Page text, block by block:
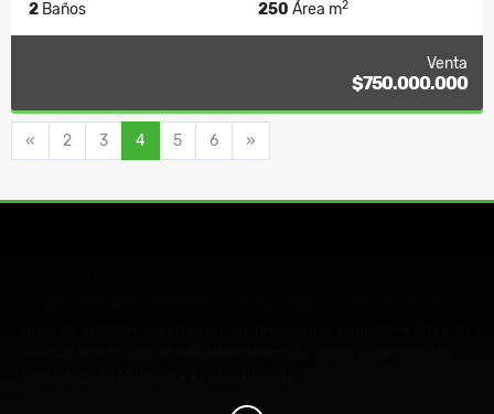
2 Baños 250 Área m2
Venta
$750.000.000
« Anterior
2 3 4 5 6 »